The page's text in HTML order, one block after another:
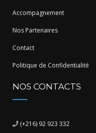
Accompagnement
Nos Partenaires
Contact
Politique de Confidentialité
NOS CONTACTS
(+216) 92 923 332